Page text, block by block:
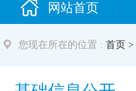
网站首页
您现在所在的位置 : 首页 >